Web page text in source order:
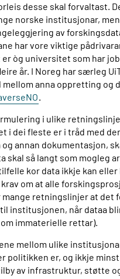
desse skal forvaltast.
norske institusjonar,
av
har vore viktige
òg universitet som har
år. I Noreg har særleg
mellom anna oppretting
.
i ulike
i dei fleste er i tråd med
annan dokumentasjon,
skal så langt som mogleg
kor data ikkje kan
om at alle
retningslinjer at det
institusjonen, når dataa
immaterielle rettar).
mellom ulike
politikken er, og ikkje
av infrastruktur, støtte